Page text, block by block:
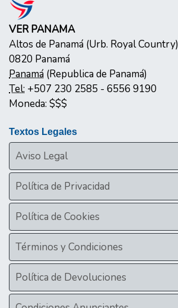
VER PANAMA
Altos de Panamá (Urb. Royal Country)
0820 Panamá
Panamá (Republica de Panamá)
Tel: +507 230 2585 - 6556 9190
Moneda: $$$
Textos Legales
Aviso Legal
Política de Privacidad
Política de Cookies
Términos y Condiciones
Política de Devoluciones